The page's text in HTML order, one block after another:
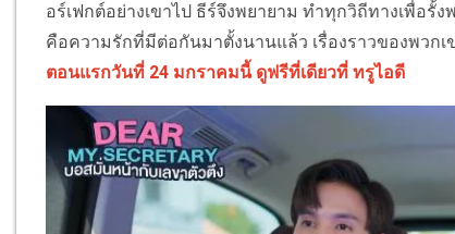
อร์เฟกต์อย่างเขาไป ธีร์จึงพยายาม ทําทุกวิถีทางเพื่อรั้
คือความรักที่มีต่อกันมาตั้งนานแล้ว เรื่องราวของพวกเ
ตอนแรกวันที่ 24 มกราคมนี้ ดูฟรีที่เดียวที่ ทรูไอดี